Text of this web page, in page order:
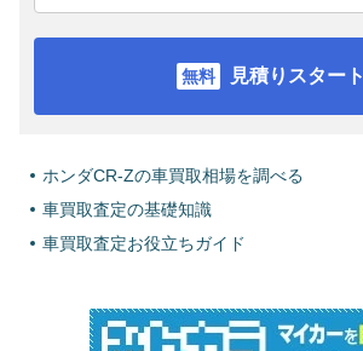
見積りスタート
ホンダCR-Zの車買取相場を調べる
車買取査定の基礎知識
車買取査定お役立ちガイド